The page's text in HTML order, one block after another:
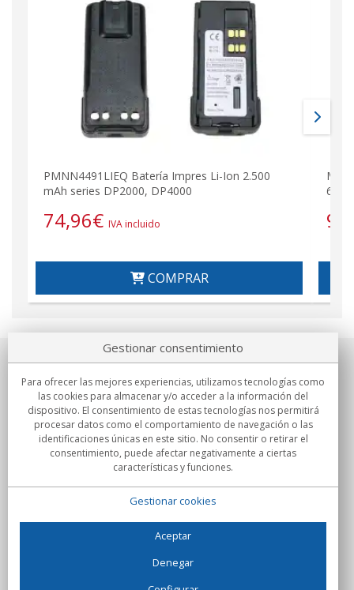
PMNN4491LIEQ Batería Impres Li-Ion 2.500
mAh series DP2000, DP4000
74,96€ IVA incluido
COMPRAR
6
Sobre nosotros
Compromisos
Compras
Gestionar consentimiento
Para ofrecer las mejores experiencias, utilizamos tecnologías como
las cookies para almacenar y/o acceder a la información del
dispositivo. El consentimiento de estas tecnologías nos permitirá
procesar datos como el comportamiento de navegación o las
identificaciones únicas en este sitio. No consentir o retirar el
consentimiento, puede afectar negativamente a ciertas
características y funciones.
Gestionar cookies
Aceptar
Denegar